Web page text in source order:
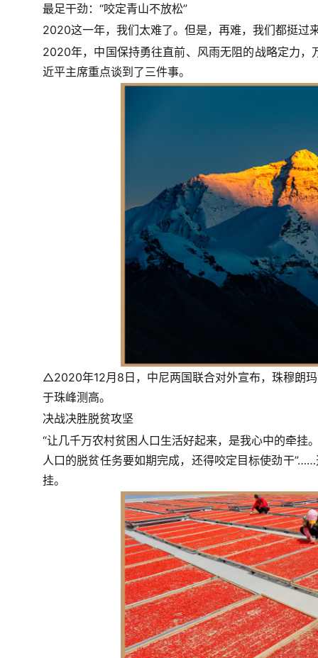
最足干劲：“咬定青山不放松”
2020这一年，我们太难了。但是，再难，我们都挺过
2020年，中国保持勇往直前、风雨无阻的战略定力
近平主席重点谈到了三件事。
△2020年12月8日，中尼两国联合对外宣布，珠穆朗
于珠峰测高。
决战决胜脱贫攻坚
“让几千万农村贫困人口生活好起来，是我心中的牵挂
人口的脱贫任务要如期完成，还得咬定目标使劲干
挂。